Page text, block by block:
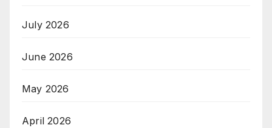
July 2026
June 2026
May 2026
April 2026